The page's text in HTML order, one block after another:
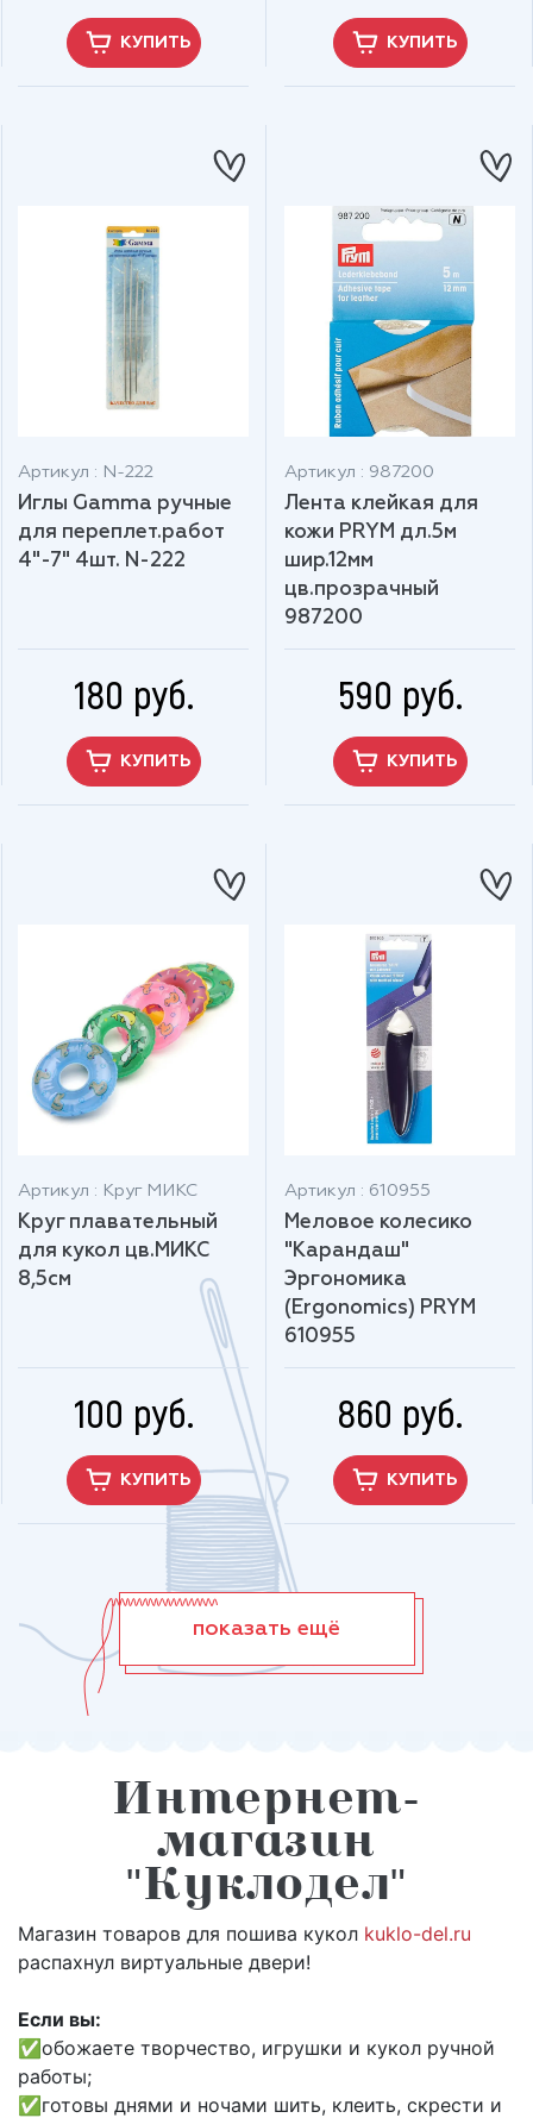
КУПИТЬ КУПИТЬ
Артикул : N-222
Иглы Gamma ручные
для переплет.работ
4"-7" 4шт. N-222
180 руб.
КУПИТЬ
Артикул : 987200
Лента клейкая для
кожи PRYM дл.5м
шир.12мм
цв.прозрачный
987200
590 руб.
КУПИТЬ
Артикул : Круг МИКС
Круг плавательный
для кукол цв.МИКС
8,5см
100 руб.
КУПИТЬ
Артикул : 610955
Меловое колесико
"Карандаш"
Эргономика
(Ergonomics) PRYM
610955
860 руб.
КУПИТЬ
показать ещё
Интернет-
магазин
"Куклодел"
Магазин товаров для пошива кукол kuklo-del.ru
распахнул виртуальные двери!
Если вы:
✅обожаете творчество, игрушки и кукол ручной
работы;
✅готовы днями и ночами шить, клеить, скрести и